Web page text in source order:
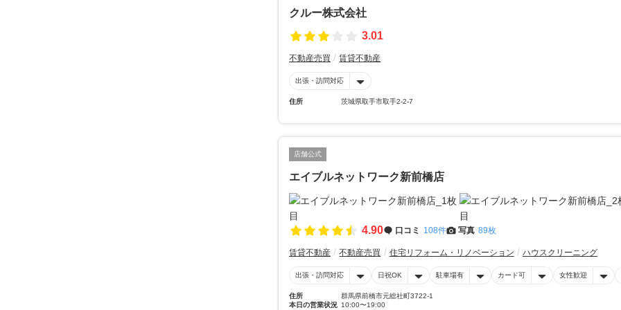
クルー株式会社
3.01
不動産売買 賃貸不動産
出張・訪問対応
住所 茨城県取手市取手2-2-7
店舗公式
エイブルネットワーク新前橋店
4.90 口コミ 108件 写真 89枚
賃貸不動産 不動産売買 住宅リフォーム・リノベーション ハウスクリーニング
出張・訪問対応 日祝OK 駐車場有 カード可 女性歓迎
住所
群馬県前橋市元総社町3722-1
本日の営業状況 10:00〜19:00